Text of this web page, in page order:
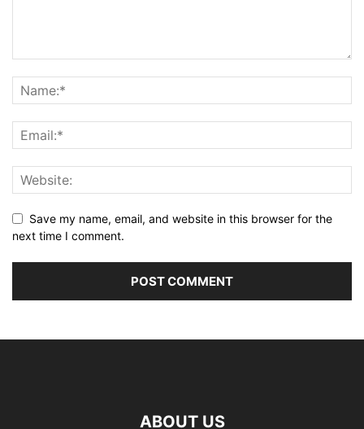
Save my name, email, and website in this browser for the
next time I comment.
ABOUT US